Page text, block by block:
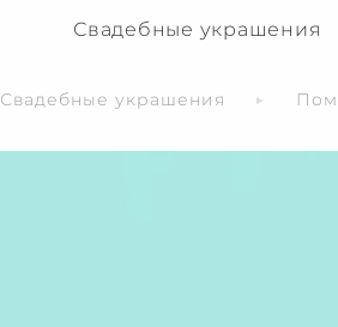
Свадебные украшения
Свадебные украшения